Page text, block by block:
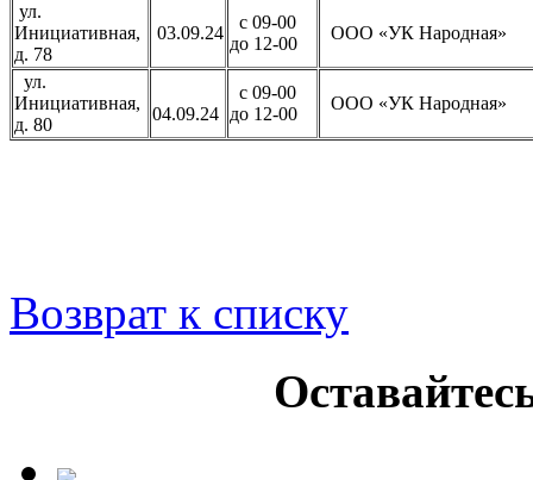
ул.
Инициативная,
д. 78
03.09.24
с 09-00
до 12-00
ООО «УК Народная»
ул.
Инициативная,
д. 80
04.09.24
с 09-00
до 12-00
ООО «УК Народная»
Возврат к списку